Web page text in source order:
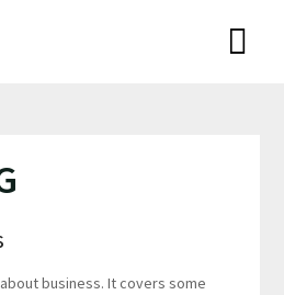
business. It covers some